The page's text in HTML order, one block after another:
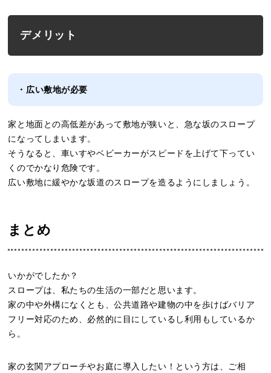
デメリット
・広い敷地が必要
家と地面との高低差があって敷地が狭いと、急な坂のスロープ
になってしまいます。
そうなると、車いすやベビーカーがスピードを上げて下ってい
くのでかなり危険です。
広い敷地に緩やかな坂道のスロープを造るようにしましょう。
まとめ
いかがでしたか？
スロープは、私たちの生活の一部だと思います。
家の中や外構になくとも、公共道路や建物の中を歩けばバリア
フリー対応のため、必然的に目にしているし利用もしているか
ら。
家の玄関アプローチやお庭に導入したい！という方は、ご相